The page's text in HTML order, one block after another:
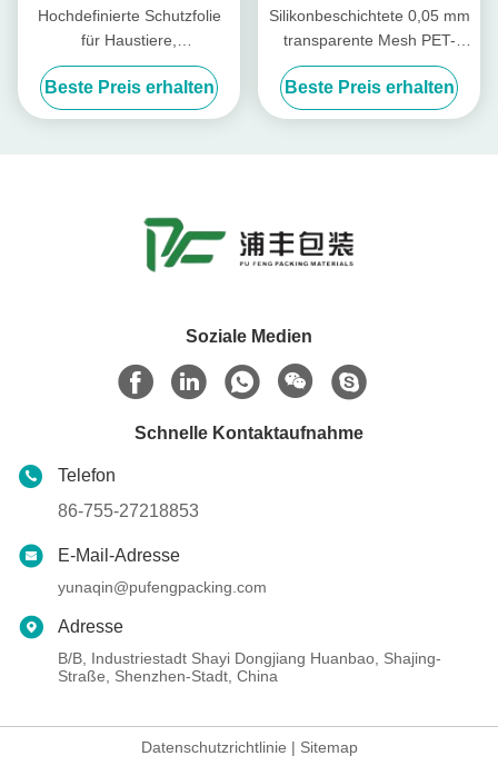
Hochdefinierte Schutzfolie
für Haustiere,
benutzerdefinierte
Oberflächenschutzfolie für
Glas
Beste Preis erhalten
Silikonbeschichtete 0,05 mm
transparente Mesh PET-
Polyester-Schutzfolie
Beste Preis erhalten
Soziale Medien
Schnelle Kontaktaufnahme
Telefon
86-755-27218853
E-Mail-Adresse
yunaqin@pufengpacking.com
Adresse
B/B, Industriestadt Shayi Dongjiang Huanbao, Shajing-
Straße, Shenzhen-Stadt, China
Datenschutzrichtlinie | Sitemap